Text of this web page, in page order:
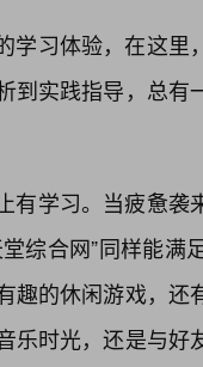
学习体验，在这
到实践指导，总
有学习。当疲惫
综合网”同样能
趣的休闲游戏，
乐时光，还是与